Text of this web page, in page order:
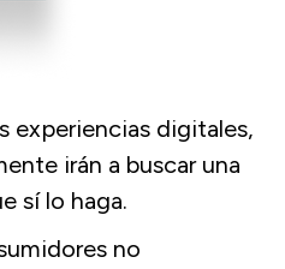
experiencias digitales,
irán a buscar una
sí lo haga.
no